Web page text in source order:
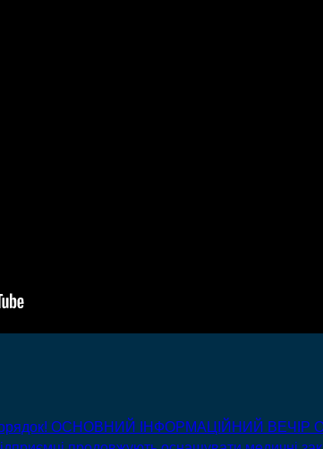
ОСНОВНИЙ ІНФОРМАЦІЙНИЙ ВЕЧІР